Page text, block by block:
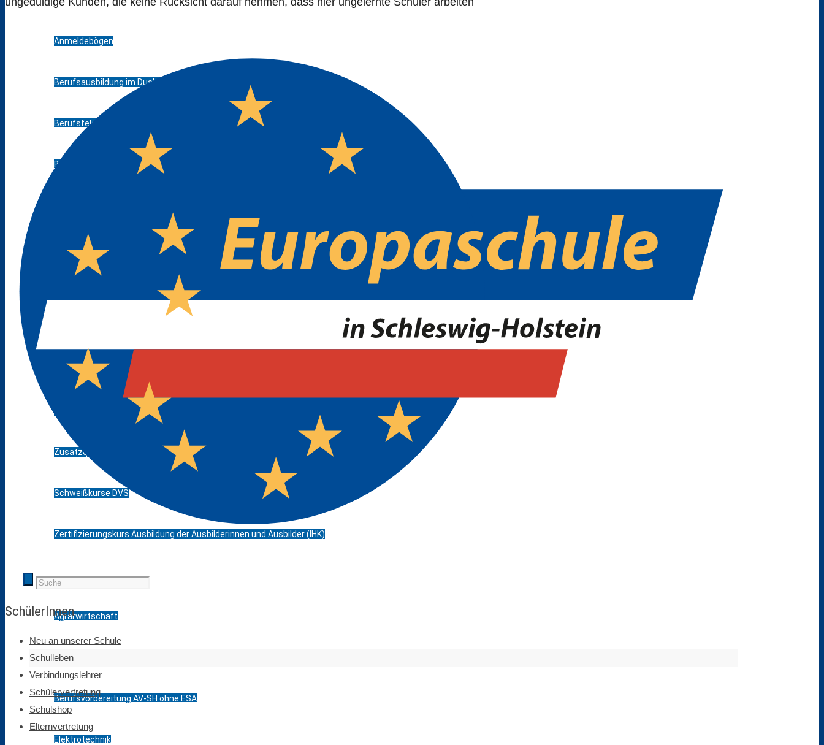
Anmeldebögen
Berufsausbildung im Dualen System
Berufsfelderprobung (Werkstatttage)
Berufsvorbereitung / AV-SH ohne ESA
Fachoberschule
AV-SH mit ESA, ehem. BFS I
Zusatzqualifikationen
Schweißkurse DVS
Zertifizierungskurs Ausbildung der Ausbilderinnen und Ausbilder (IHK)
Berufsfelder
Agrarwirtschaft
Bautechnik
Berufsvorbereitung AV-SH ohne ESA
Elektrotechnik
SchülerInnen
Neu an unserer Schule
Schulleben
Verbindungslehrer
Schülervertretung
Schulshop
Elternvertretung